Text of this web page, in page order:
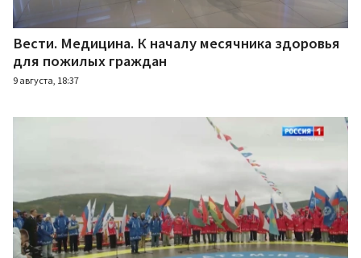
Вести. Медицина. К началу месячника здоровья
для пожилых граждан
9 августа, 18:37